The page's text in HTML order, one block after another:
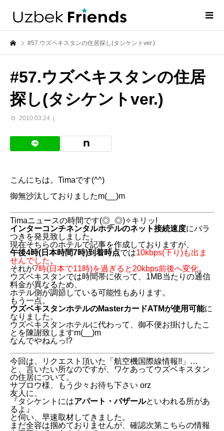
#57.ウズベキスタンの住居探し(タシケントver.)
#57.ウズベキスタンの住居
探し(タシケントver.)
2010.03.24
こんにちは。Timaです(^^)
御無沙汰しておりましたm(__)m
Timaニュースの時間です(◎_◎)✧キリッ!
インターコンチネンタルホテルのネット接続速度にバラ
つきを発見致しました。
現在そちらのホテルで記事を作成しておりますが、
午後4時(日本時間7時)到着時点では10kbps(下り)も出ま
せんでした 。
それが7時(日本で11時)を過ぎると20kbps前後へ変化。
ウズベキスタンでは時間帯に依って、1MB当たりの通信
料金が異なるため、
ホテル側が調節している可能性もあります。
もう一点。
ウズベキスタンホテルのMasterカードATMが使用可能に
なりました。
ウズベキスタンホテルに代わって、御不便お掛けしたこ
とを陳謝致しますm(__)m
なんでやねんっ!?
今回は、リクエスト頂いた「航空機国際線情報!!」…
と、言いたい所なのですが、ワケあってウズベキスタン
の住居について。
サブロウ様、もう少々お待ち下さい orz
友人に、
『タシケントにはアパート・バザールといわれる所があ
るよ』
と伺い、早速取材してきました。
まだ全容は掴めておりませんが、確認次第こちらの情報